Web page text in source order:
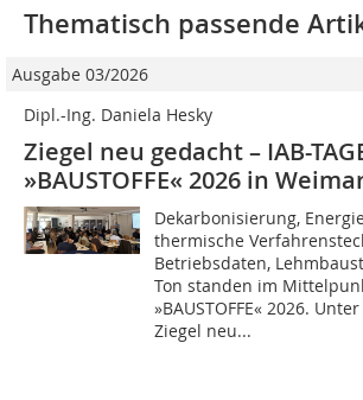
Thematisch passende
Ausgabe 03/2026
Dipl.-Ing. Daniela Hesky
Ziegel neu gedacht – IAB-
»BAUSTOFFE« 2026 in
Dekarbonisierung,
thermische
Betriebsdaten,
Ton standen im
»BAUSTOFFE« 2026.
Ziegel neu...